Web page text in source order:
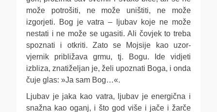
može potrošiti, ne može uništiti, ne može
izgorjeti. Bog je vatra – ljubav koje ne može
nestati i ne može se ugasiti. Ali čovjek to treba
spoznati i otkriti. Zato se Mojsije kao uzor-
vjernik približava grmu, tj. Bogu. Ide vidjeti
izbliza, znatiželjan je, želi upoznati Boga, i onda
čuje glas: »Ja sam Bog…«.
Ljubav je jaka kao vatra, ljubav je energična i
snažna kao oganj, i što god više i jače i žarče